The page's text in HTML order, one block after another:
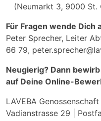
(Neumarkt 3, 9000 St.
Für Fragen wende Dich
Peter Sprecher, Leiter
66 79,
Neugierig? Dann
auf Deine Online-
LAVEBA Genossenschaft
Vadianstrasse 29 |